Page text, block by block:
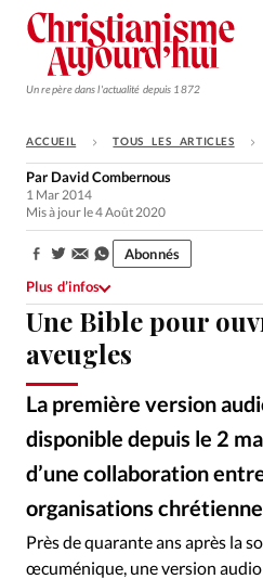
Un repère dans l'actualité depuis 1872
Monde
Opinions
Tous les articles
Faire un don
Emploi
Se connecter
Édition: Internationale
Devise:
RUBRIQUES
ACCUEIL TOUS LES ARTICLES
Une Bible pour
aveugles
La première version
disponible depuis le 2
d’une collaboration
organisations
Par David Combernous
1 Mar 2014
Mis à jour le 4 Août 2020
Partager:
Abonnés
Plus d’infos
Près de quarante ans après la
œcuménique, une version